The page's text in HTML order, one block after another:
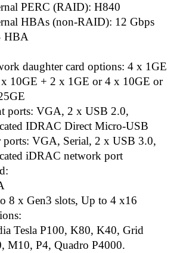
PERC (RAID): H840
HBAs (non-RAID): 12 Gbps
HBA
daughter card options: 4 x 1GE
10GE + 2 x 1GE or 4 x 10GE or
ports: VGA, 2 x USB 2.0,
IDRAC Direct Micro-USB
ports: VGA, Serial, 2 x USB 3.0,
iDRAC network port
8 x Gen3 slots, Up to 4 x16
Tesla P100, K80, K40, Grid
M10, P4, Quadro P4000.